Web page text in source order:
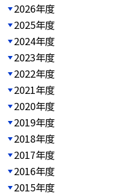
2026年度
2025年度
2024年度
2023年度
2022年度
2021年度
2020年度
2019年度
2018年度
2017年度
2016年度
2015年度